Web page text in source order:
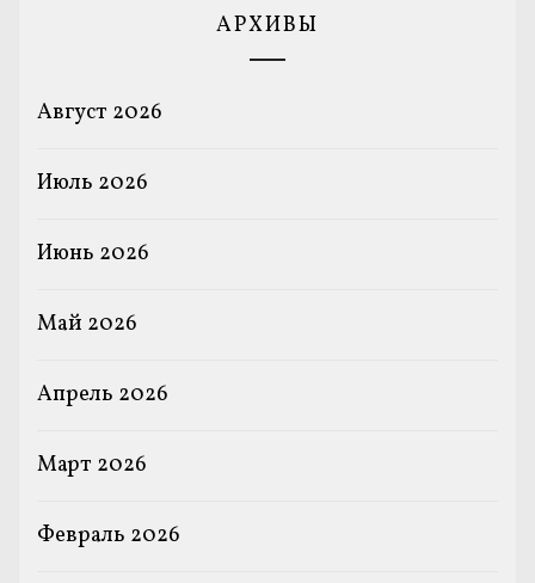
АРХИВЫ
Август 2026
Июль 2026
Июнь 2026
Май 2026
Апрель 2026
Март 2026
Февраль 2026